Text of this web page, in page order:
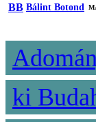
BB Bálint Botond
ki